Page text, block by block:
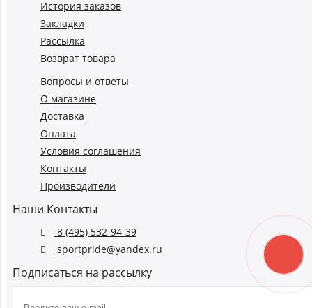
История заказов
Закладки
Рассылка
Возврат товара
Вопросы и ответы
О магазине
Доставка
Оплата
Условия соглашения
Контакты
Производители
Наши Контакты
8 (495) 532-94-39
sportpride@yandex.ru
Подписаться на рассылку